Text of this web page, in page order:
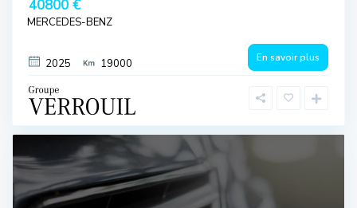
40800 €
MERCEDES-BENZ
2025 19000 En savoir plus